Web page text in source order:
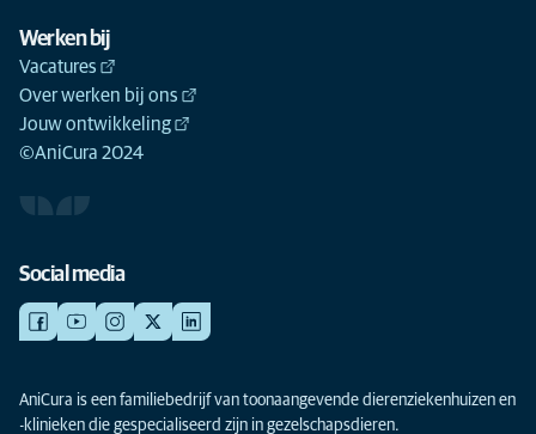
Werken bij
Vacatures
Over werken bij ons
Jouw ontwikkeling
©AniCura 2024
Social media
AniCura is een familiebedrijf van toonaangevende dierenziekenhuizen en
-klinieken die gespecialiseerd zijn in gezelschapsdieren.